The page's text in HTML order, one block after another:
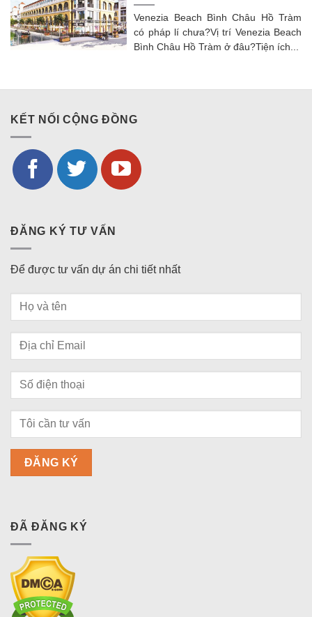
Venezia Beach Bình Châu Hồ Tràm
có pháp lí chưa?Vị trí Venezia Beach
Bình Châu Hồ Tràm ở đâu?Tiện ích...
KẾT NỐI CỘNG ĐỒNG
ĐĂNG KÝ TƯ VẤN
Để được tư vấn dự án chi tiết nhất
ĐÃ ĐĂNG KÝ